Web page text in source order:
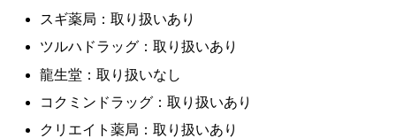
スギ薬局：取り扱いあり
ツルハドラッグ：取り扱いあり
龍生堂：取り扱いなし
コクミンドラッグ：取り扱いあり
クリエイト薬局：取り扱いあり